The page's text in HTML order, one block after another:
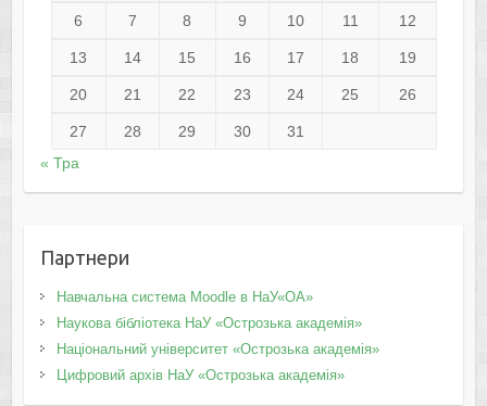
6 7 8 9 10 11 12
13 14 15 16 17 18 19
20 21 22 23 24 25 26
27 28 29 30
31
« Тра
Партнери
Навчальна система Moodle в НаУ«ОА»
Наукова бібліотека НаУ «Острозька академія»
Національний університет «Острозька академія»
Цифровий архів НаУ «Острозька академія»